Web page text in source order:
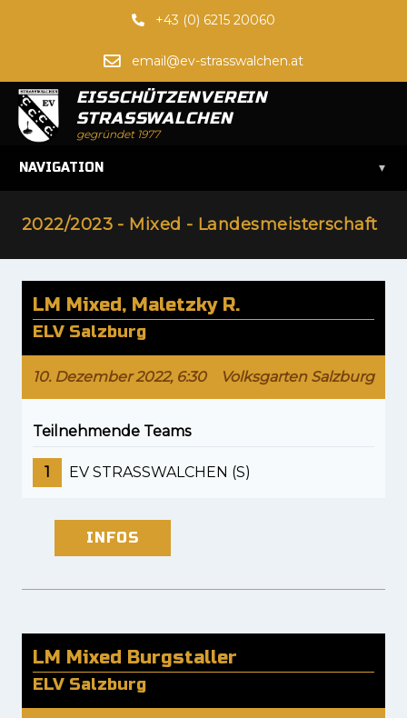
+43 (0) 6215 20060
email@ev-strasswalchen.at
EISSCHÜTZENVEREIN
STRASSWALCHEN
gegründet 1977
NAVIGATION ▾
2022/2023 - Mixed - Landesmeisterschaft
LM Mixed, Maletzky R.
ELV Salzburg
10. Dezember 2022, 6:30 Volksgarten Salzburg
Teilnehmende Teams
1 EV STRASSWALCHEN (S)
INFOS
LM Mixed Burgstaller
ELV Salzburg